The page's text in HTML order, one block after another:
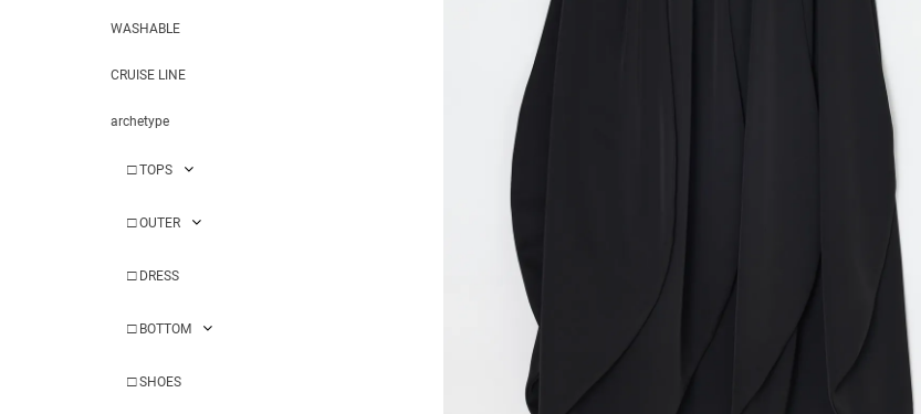
WASHABLE
CRUISE LINE
archetype
□ TOPS
□ OUTER
□ DRESS
□ BOTTOM
□ SHOES